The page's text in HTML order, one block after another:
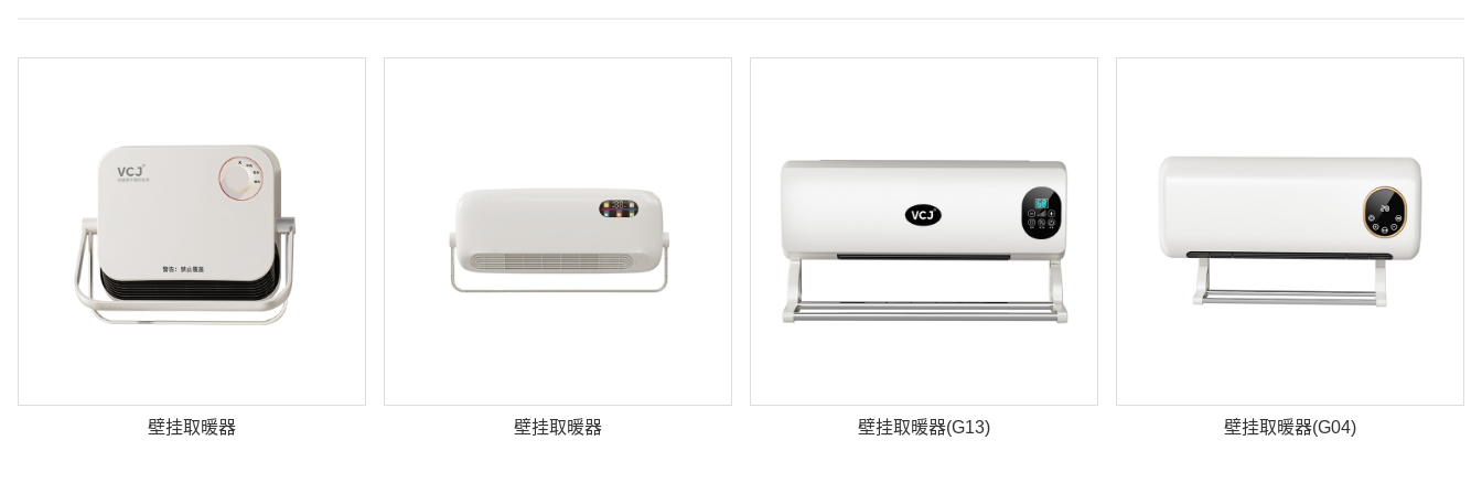
壁挂取暖器 壁挂取暖器 壁挂取暖器(G13) 壁挂取暖器(G04)